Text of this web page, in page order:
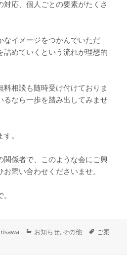
対応、個人ごとの要素がたくさ
なイメージをつかんでいただ
詰めていくという流れが理想的
料相談も随時受け付けておりま
るなら一歩を踏み出してみませ
。
関係者で、このような会にご興
問い合わせくださいませ。
カ
お知らせ, その他
タ
ご案